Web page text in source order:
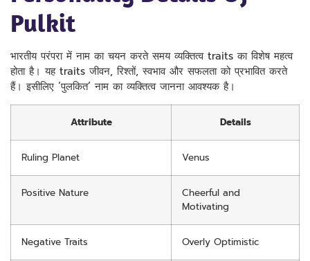
Pulkit
भारतीय परंपरा में नाम का चयन करते समय व्यक्तित्व traits का विशेष महत्व
होता है। यह traits जीवन, रिश्तों, स्वभाव और सफलता को प्रभावित करते
हैं। इसीलिए ‘पुलकित’ नाम का व्यक्तित्व जानना आवश्यक है।
Attribute Details
Ruling Planet Venus
Positive Nature
Cheerful and
Motivating
Negative Traits Overly Optimistic